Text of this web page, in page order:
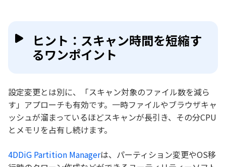
ヒント：スキャン時間を短縮す
るワンポイント
設定変更とは別に、「スキャン対象のファイル数を減ら
す」アプローチも有効です。一時ファイルやブラウザキャ
ッシュが溜まっているほどスキャンが長引き、その分CPU
とメモリを占有し続けます。
4DDiG Partition Managerは、パーティション変更やOS移